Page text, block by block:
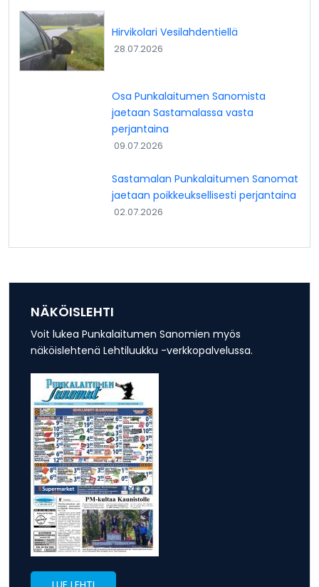
Hirvikolari Vesilahdentiellä
28.07.2026
Osa Punkalaitumen Sanomista
jaetaan Sastamalassa vasta
perjantaina
09.07.2026
Sastamalan Punkalaitumen Sanomat
jaetaan poikkeuksellisesti perjantaina
02.07.2026
NÄKÖISLEHTI
Voit lukea Punkalaitumen Sanomien myös
näköislehtenä Lehtiluukku -verkkopalvelussa.